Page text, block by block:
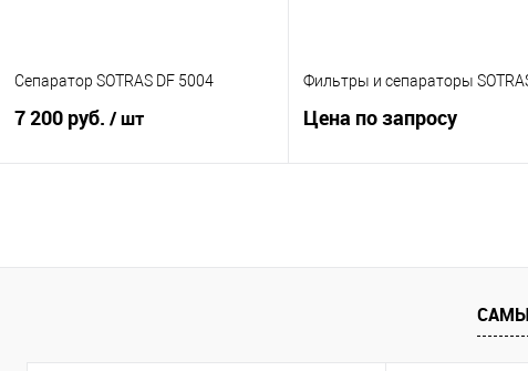
Сепаратор SOTRAS DF 5004
7 200 руб. / шт
Фильтры и сепараторы
Цена по запросу